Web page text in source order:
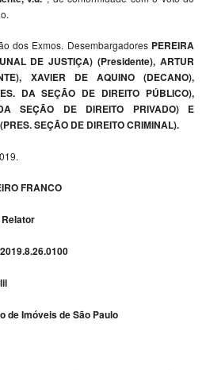
dos Exmos. Desembargadores PEREIRA
DE JUSTIÇA) (Presidente), ARTUR
XAVIER DE AQUINO (DECANO),
DA SEÇÃO DE DIREITO PÚBLICO),
SEÇÃO DE DIREITO PRIVADO) E
SEÇÃO DE DIREITO CRIMINAL).
FRANCO
de Imóveis de São Paulo